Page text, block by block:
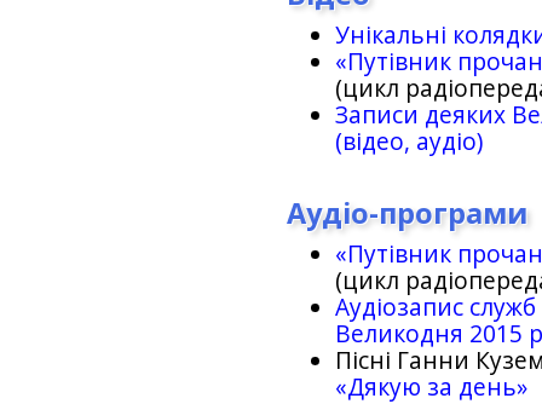
Унікальні
«Путівник
(цикл
Записи деяких
(відео, аудіо)
Аудіо-програми
«Путівник
(цикл
Аудіозапис
Великодня 2015
Пісні Ганни
«Дякую за день»